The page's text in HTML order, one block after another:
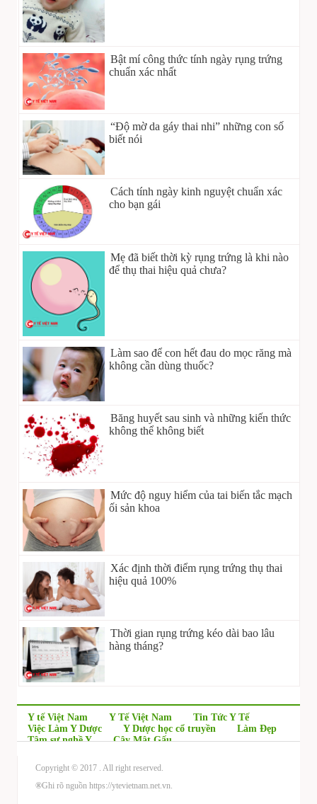
Bật mí công thức tính ngày rụng trứng
chuẩn xác nhất
“Độ mờ da gáy thai nhi” những con số
biết nói
Cách tính ngày kinh nguyệt chuẩn xác
cho bạn gái
Mẹ đã biết thời kỳ rụng trứng là khi nào
để thụ thai hiệu quả chưa?
Làm sao để con hết đau do mọc răng mà
không cần dùng thuốc?
Băng huyết sau sinh và những kiến thức
không thể không biết
Mức độ nguy hiểm của tai biến tắc mạch
ối sản khoa
Xác định thời điểm rụng trứng thụ thai
hiệu quả 100%
Thời gian rụng trứng kéo dài bao lâu
hàng tháng?
Y tế Việt Nam Y Tế Việt Nam
Tin Tức Y Tế
Việc Làm Y Dược
Y Dược học cổ truyền
Làm Đẹp
Tâm sự nghề Y
Cây Mật Gấu
Copyright © 2017
. All right reserved.
®Ghi rõ nguồn https://ytevietnam.net.vn.